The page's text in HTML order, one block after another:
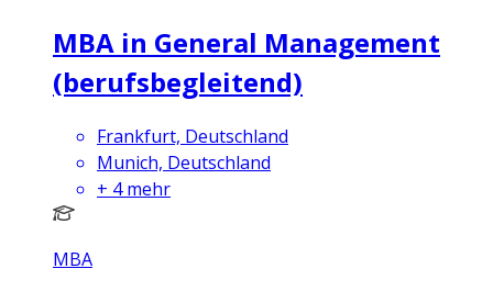
MBA in General Management
(berufsbegleitend)
Frankfurt, Deutschland
Munich, Deutschland
+ 4 mehr
MBA